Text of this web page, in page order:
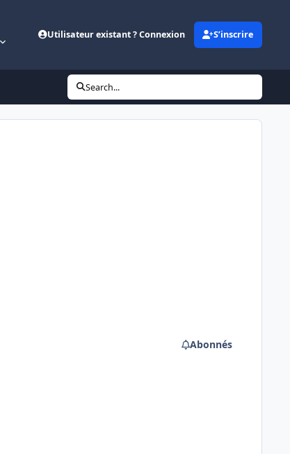
Utilisateur existant ? Connexion S’inscrire
Search...
Abonnés